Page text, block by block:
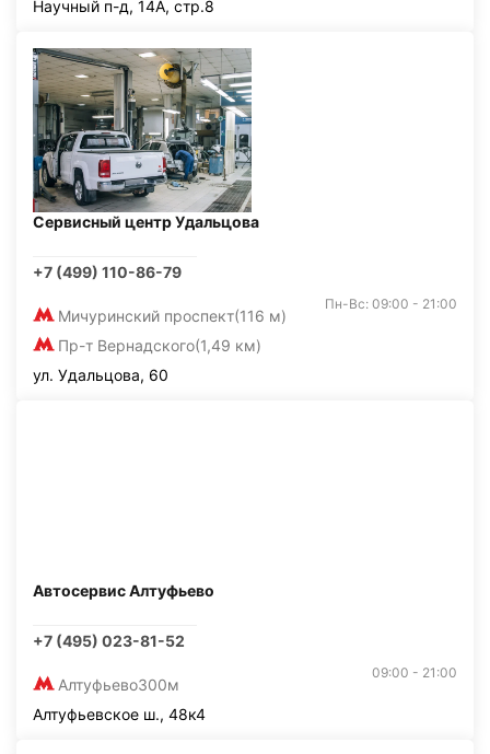
Научный п-д, 14А, стр.8
Сервисный центр Удальцова
+7 (499) 110-86-79
Мичуринский проспект(116 м)
Пр-т Вернадского(1,49 км)
Пн-Вс: 09:00 - 21:00
ул. Удальцова, 60
Автосервис Алтуфьево
+7 (495) 023-81-52
Алтуфьево300м
09:00 - 21:00
Алтуфьевское ш., 48к4